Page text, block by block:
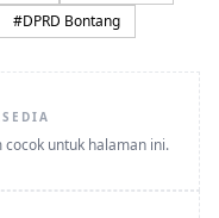
#DPRD Bontang
untuk halaman ini.